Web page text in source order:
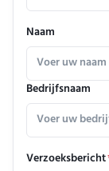
Naam
Bedrijfsnaam
Verzoeksbericht